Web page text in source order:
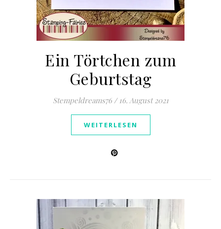
Ein Törtchen zum
Geburtstag
Stempeldreams76 / 16. August 2021
WEITERLESEN